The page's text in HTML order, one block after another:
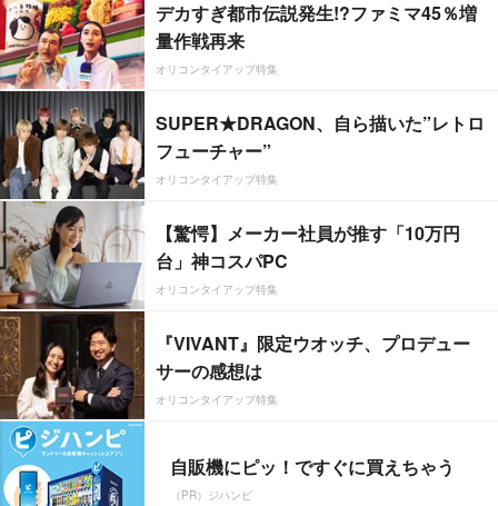
デカすぎ都市伝説発生!?ファミマ45％増
量作戦再来
オリコンタイアップ特集
SUPER★DRAGON、自ら描いた”レトロ
フューチャー”
オリコンタイアップ特集
【驚愕】メーカー社員が推す「10万円
台」神コスパPC
オリコンタイアップ特集
『VIVANT』限定ウオッチ、プロデュー
サーの感想は
オリコンタイアップ特集
自販機にピッ！ですぐに買えちゃう
（PR）ジハンピ